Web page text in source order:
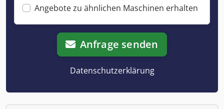
Angebote zu ähnlichen Maschinen erhalten
Anfrage senden
Datenschutzerklärung